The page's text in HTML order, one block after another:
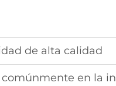
de alta calidad
en la industria